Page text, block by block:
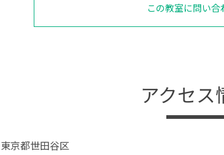
この教室に問い合
アクセス
東京都世田谷区